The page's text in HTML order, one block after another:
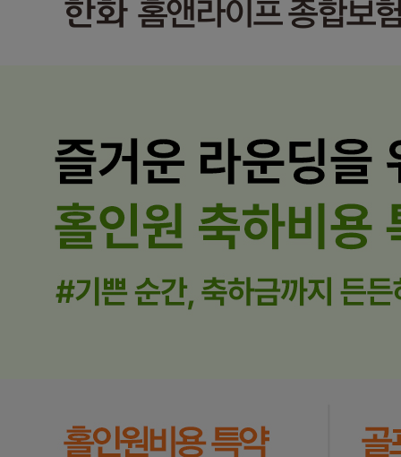
한화 홈앤라이프 종합보